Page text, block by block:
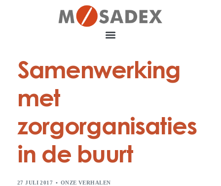
Samenwerking
met
zorgorganisaties
in de buurt
27 JULI 2017 ONZE VERHALEN